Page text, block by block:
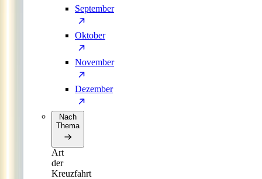
September
Oktober
November
Dezember
Nach
Thema
Art
der
Kreuzfahrt